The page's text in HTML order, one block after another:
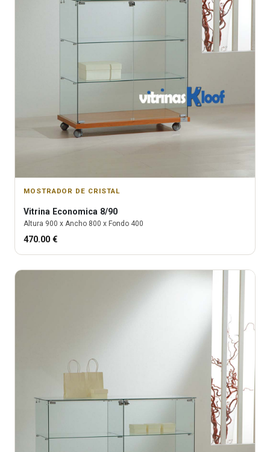
MOSTRADOR DE CRISTAL
Vitrina Economica 8/90
Altura 900 x Ancho 800 x Fondo 400
470.00 €